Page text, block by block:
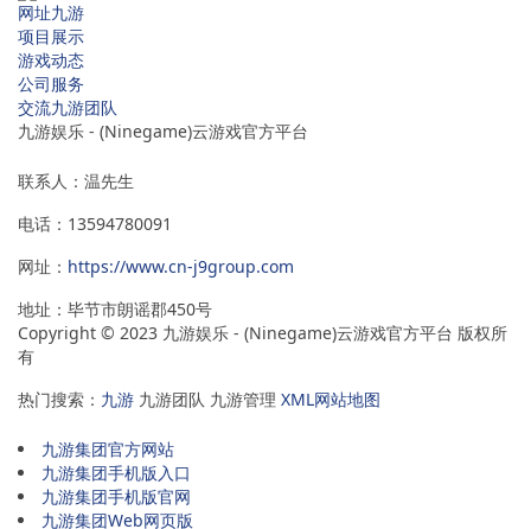
网址九游
项目展示
游戏动态
公司服务
交流九游团队
九游娱乐 - (Ninegame)云游戏官方平台
联系人：温先生
电话：13594780091
网址： https://www.cn-j9group.com
地址：毕节市朗谣郡450号
Copyright © 2023 九游娱乐 - (Ninegame)云游戏官方平台 版权所
有
热门搜索： 九游 九游团队 九游管理 XML网站地图
九游集团官方网站
九游集团手机版入口
九游集团手机版官网
九游集团Web网页版